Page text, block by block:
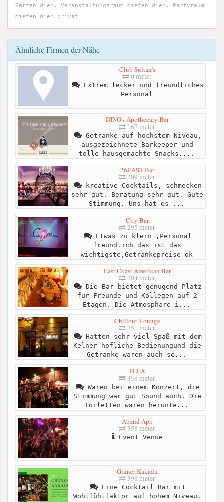
Garten Wien, Veranstaltungsraum mieten Wien, Partyraum
mieten Wien privat
Ähnliche Firmen der Nähe
Club Sultan's
0 meter
Extrem lecker und freundliches
Personal
DINO's Apothecary Bar
167 meter
Getränke auf höchstem Niveau,
ausgezeichnete Barkeeper und
tolle hausgemachte Snacks....
26EAST Bar
209 meter
kreative Cocktails, schmecken
sehr gut. Beratung sehr gut. Gute
Stimmung. Uns hat es ...
City Bar
295 meter
Etwas zu klein ,Personal
freundlich das ist das
wichtigste,Getränkepreise ok
East Coast American Bar
304 meter
Die Bar bietet genügend Platz
für Freunde und Kollegen auf 2
Etagen. Die Atmosphäre i...
Chillout-Lounge
351 meter
Hatten sehr viel Spaß mit dem
Kelner höfliche Bedienungund die
Getränke waren auch se...
FLEX
358 meter
Waren bei einem Konzert, die
Stimmung war gut Sound auch. Die
Toiletten waren herunte...
Abend App
358 meter
Event Venue
Grüner Kakadu
398 meter
Eine Cocktail Bar mit
Wohlfühlfaktor auf hohem Niveau.